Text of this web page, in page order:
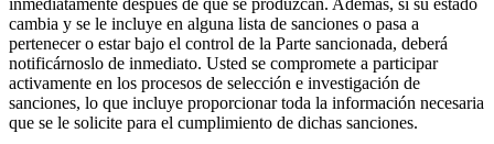
cambia y se le incluye en alguna lista de sanciones o pasa a
pertenecer o estar bajo el control de la Parte sancionada, deberá
notificárnoslo de inmediato. Usted se compromete a participar
activamente en los procesos de selección e investigación de
sanciones, lo que incluye proporcionar toda la información necesaria
que se le solicite para el cumplimiento de dichas sanciones.